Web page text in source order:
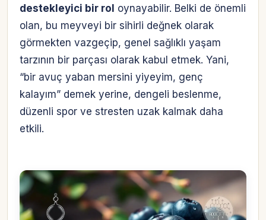
destekleyici bir rol oynayabilir. Belki de önemli
olan, bu meyveyi bir sihirli değnek olarak
görmekten vazgeçip, genel sağlıklı yaşam
tarzının bir parçası olarak kabul etmek. Yani,
“bir avuç yaban mersini yiyeyim, genç
kalayım” demek yerine, dengeli beslenme,
düzenli spor ve stresten uzak kalmak daha
etkili.